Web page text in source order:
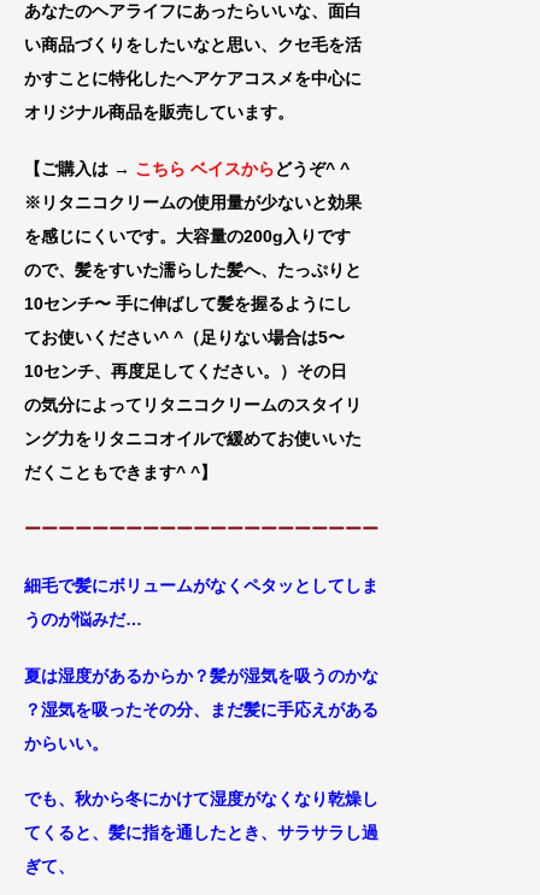
あなたのヘアライフにあったらいいな、 面白
い商品づくりをしたいなと思い、クセ毛を活
かすことに特化したヘアケアコスメを中心に
オリジナル商品を販売しています。
【ご購入は → こちら ベイスからどうぞ^ ^
※リタニコクリームの使用量が少ないと効果
を感じにくいです。大容量の200g入りです
ので、髪をすいた濡らした髪へ、たっぷりと
10センチ〜 手に伸ばして髪を握るようにし
てお使いください^ ^（足りない場合は5〜
10センチ、再度足してください。）その日
の気分によってリタニコクリームのスタイリ
ング力をリタニコオイルで緩めてお使いいた
だくこともできます^ ^】
ーーーーーーーーーーーーーーーーーーーーー
細毛で髪にボリュームがなくペタッとしてしま
うのが悩みだ…
夏は湿度があるからか？髪が湿気を吸うのかな
？湿気を吸ったその分、まだ髪に手応えがある
からいい。
でも、秋から冬にかけて湿度がなくなり乾燥し
てくると、髪に指を通したとき、サラサラし過
ぎて、